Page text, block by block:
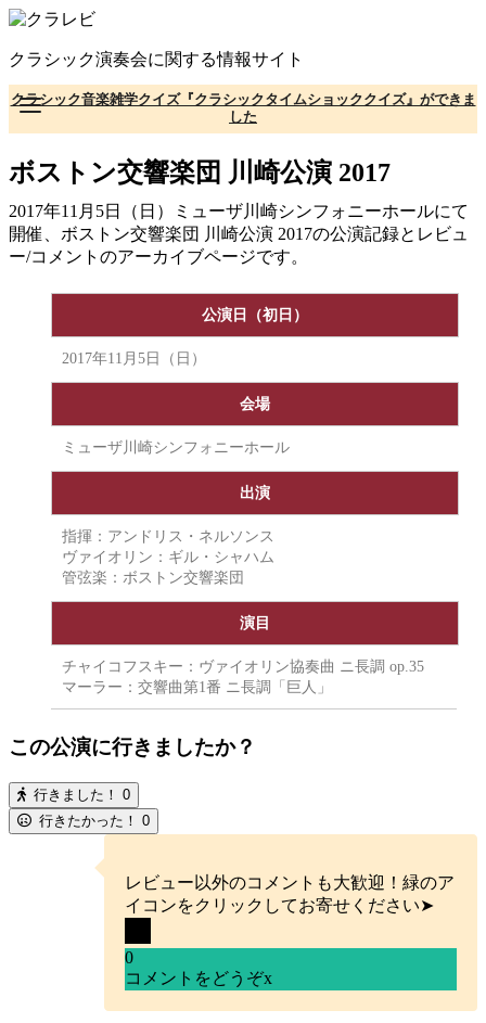
コ
テ
ン
ツ
へ
動
クラシック演奏会に関する情報サイト
クラシック音楽雑学クイズ『クラシックタイムショッククイズ』ができま
した
ボストン交響楽団 川崎公演 2017
2017年11月5日（日）ミューザ川崎シンフォニーホールにて
開催、ボストン交響楽団 川崎公演 2017の公演記録とレビュ
ー/コメントのアーカイブページです。
公演日（初日）
2017年11月5日（日）
会場
ミューザ川崎シンフォニーホール
出演
指揮：アンドリス・ネルソンス
ヴァイオリン：ギル・シャハム
管弦楽：ボストン交響楽団
演目
チャイコフスキー：ヴァイオリン協奏曲 ニ長調 op.35
マーラー：交響曲第1番 ニ長調「巨人」
この公演に行きましたか？
行きました！ 0
行きたかった！ 0
レビュー以外のコメントも大歓迎！緑のア
イコンをクリックしてお寄せください➤
0
コメントをどうぞx